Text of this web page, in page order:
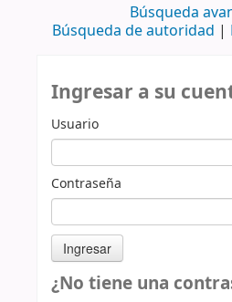
Búsqueda
Búsqueda de autoridad
Ingresar a su
Usuario
Contraseña
¿No tiene una